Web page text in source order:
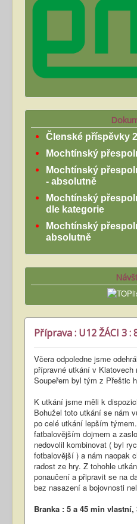
Členské příspěvky
Mochtínský
Mochtínský
- absolutně
Mochtínský
dle kategorie
Mochtínský
absolutně
Příprava : U12 ŽÁCI 3 :
Včera odpoledne jsme
přípravné utkání v Klatovech
Soupeřem byl tým z Přeštic
K utkání jsme měli k
Bohužel toto utkání se nám
po celé utkání lepším
fatbalovějším dojmem a
nedovolil kombinovat ( byl
fotbalovější ) a nám naopak
radost ze hry. Z tohohle
ponaučení a připravit se na
bez nasazení a bojovnosti
Branka : 5 a 45 min